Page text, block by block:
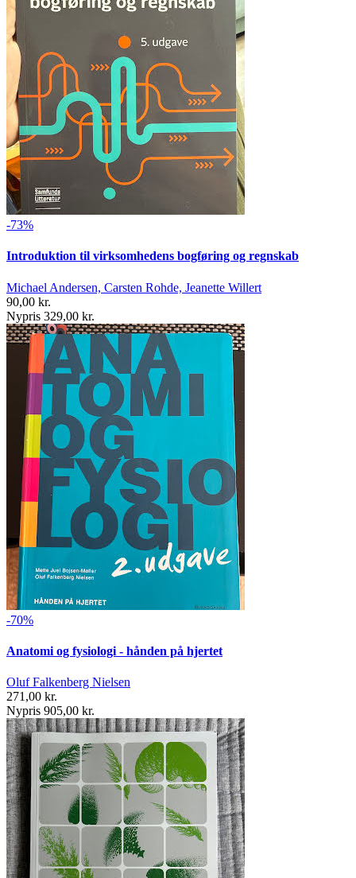
-73%
Introduktion til virksomhedens bogføring og regnskab
Michael Andersen, Carsten Rohde, Jeanette Willert
90,00 kr.
Nypris 329,00 kr.
-70%
Anatomi og fysiologi - hånden på hjertet
Oluf Falkenberg Nielsen
271,00 kr.
Nypris 905,00 kr.